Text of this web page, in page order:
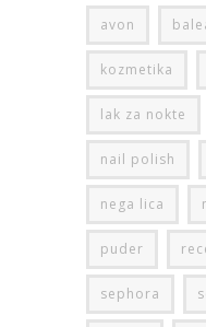
avon
kozmetika
lak za nokte
nail polish
nega lica
puder
sephora